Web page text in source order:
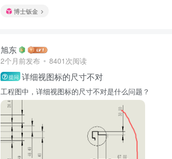
博士钣金
旭东
2个月前发布 8401次阅读
提问 详细视图标的尺寸不对
工程图中，详细视图标的尺寸不对是什么问题？